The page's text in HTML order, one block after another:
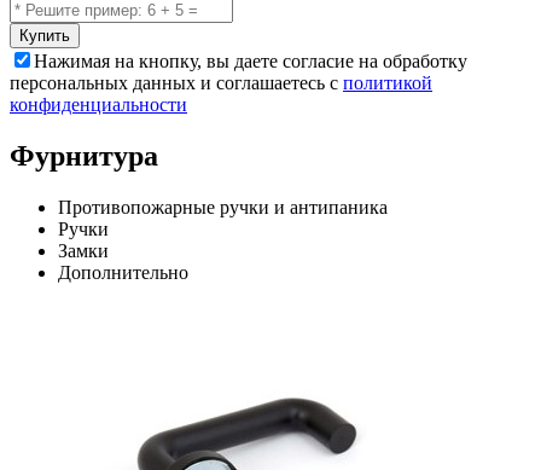
Купить
Нажимая на кнопку, вы даете согласие на обработку
персональных данных и соглашаетесь с политикой
конфиденциальности
Фурнитура
Противопожарные ручки и антипаника
Ручки
Замки
Дополнительно